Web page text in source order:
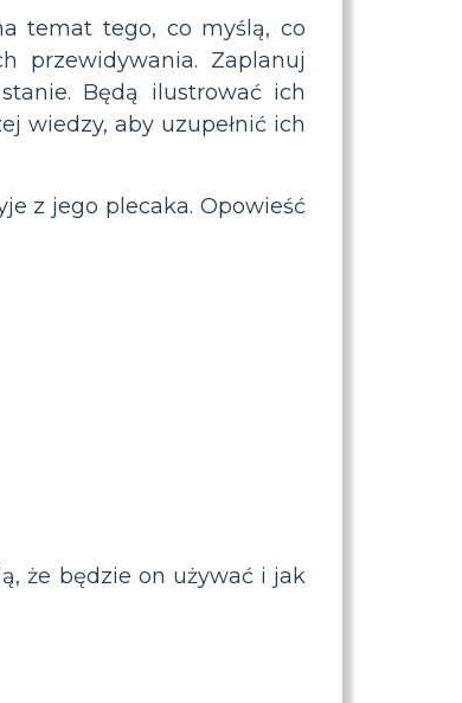
temat tego, co myślą, co
przewidywania. Zaplanuj
Będą ilustrować ich
wiedzy, aby uzupełnić ich
z jego plecaka. Opowieść
że będzie on używać i jak